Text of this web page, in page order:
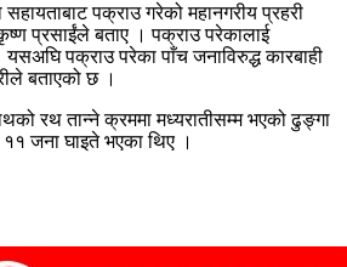
पक्राउ गरेको महानगरीय प्रहरी
प्रसाईंले बताए । पक्राउ परेकालाई
यसअघि पक्राउ परेका पाँच जनाविरुद्ध कारबाही
बताएको छ ।
रथ तान्ने क्रममा मध्यरातीसम्म भएको ढुङ्गा
११ जना घाइते भएका थिए ।